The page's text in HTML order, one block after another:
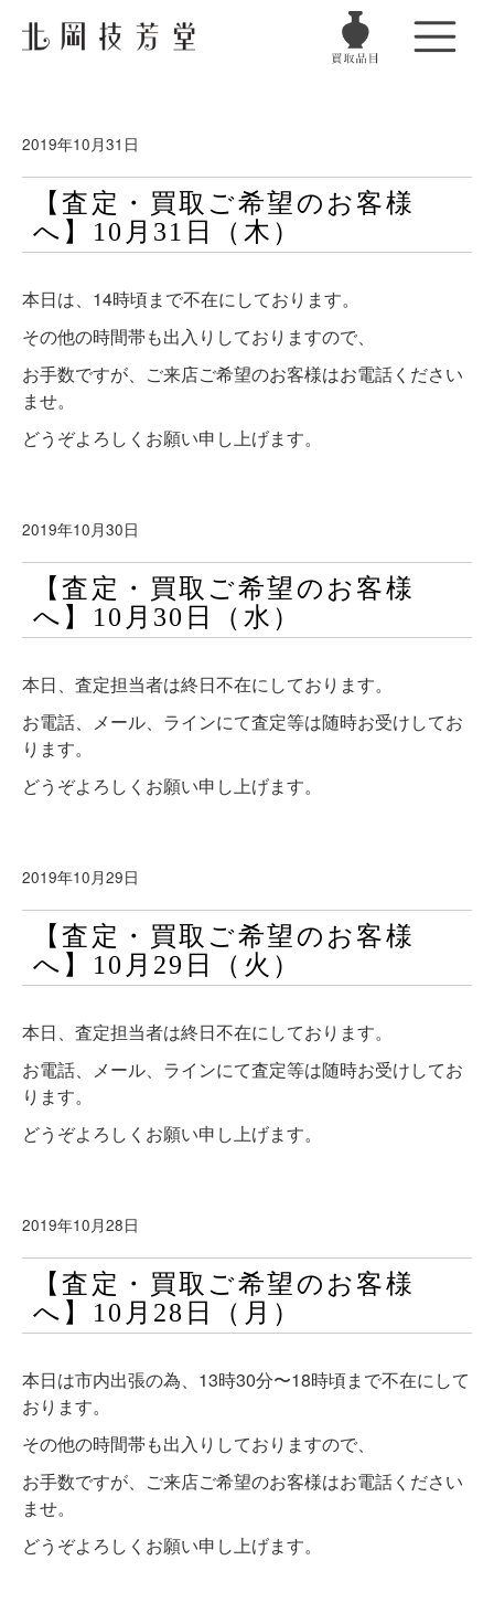
2019年10月31日
【査定・買取ご希望のお客様
へ】10月31日（木）
本日は、14時頃まで不在にしております。
その他の時間帯も出入りしておりますので、
お手数ですが、ご来店ご希望のお客様はお電話ください
ませ。
どうぞよろしくお願い申し上げます。
2019年10月30日
【査定・買取ご希望のお客様
へ】10月30日（水）
本日、査定担当者は終日不在にしております。
お電話、メール、ラインにて査定等は随時お受けしてお
ります。
どうぞよろしくお願い申し上げます。
2019年10月29日
【査定・買取ご希望のお客様
へ】10月29日（火）
本日、査定担当者は終日不在にしております。
お電話、メール、ラインにて査定等は随時お受けしてお
ります。
どうぞよろしくお願い申し上げます。
2019年10月28日
【査定・買取ご希望のお客様
へ】10月28日（月）
本日は市内出張の為、13時30分〜18時頃まで不在にして
おります。
その他の時間帯も出入りしておりますので、
お手数ですが、ご来店ご希望のお客様はお電話ください
ませ。
どうぞよろしくお願い申し上げます。